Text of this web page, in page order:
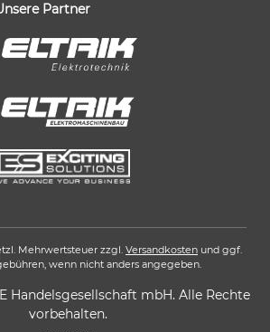
Partner
Mehrwertsteuer zzgl. Versandkosten und ggf.
wenn nicht anders angegeben.
Handelsgesellschaft mbH. Alle Rechte
vorbehalten.